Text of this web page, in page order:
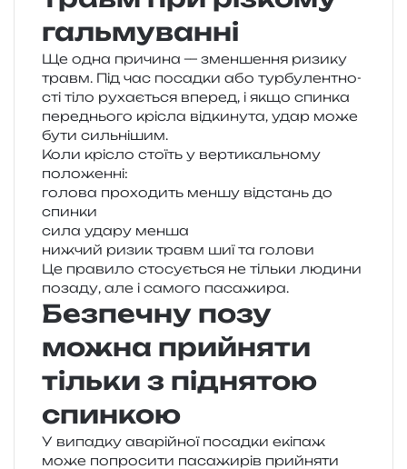
гальмуванні
Ще одна при­чи­на — змен­ше­н­ня ризи­ку
травм. Під час посад­ки або тур­бу­лен­тно­
сті тіло руха­є­ться впе­ред, і якщо спин­ка
пере­дньо­го крі­сла від­ки­ну­та, удар може
бути сильнішим.
Коли крі­сло сто­їть у вер­ти­каль­но­му
положенні:
голо­ва про­хо­дить меншу від­стань до
спинки
сила удару менша
ниж­чий ризик травм шиї та голови
Це пра­ви­ло сто­су­є­ться не тіль­ки люди­ни
поза­ду, але і само­го пасажира.
Безпечну позу
можна прийняти
тільки з піднятою
спинкою
У випад­ку ава­рій­ної посад­ки екі­паж
може попро­си­ти паса­жи­рів прийня­ти